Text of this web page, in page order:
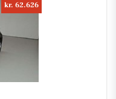
kr. 62.626